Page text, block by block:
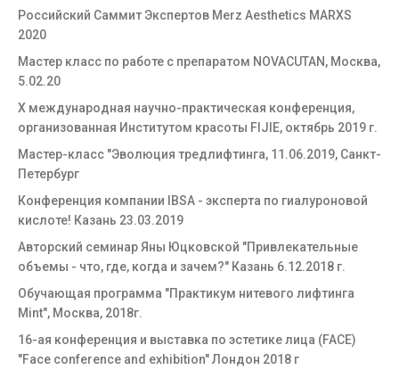
Российский Саммит Экспертов Merz Aesthetics MARXS
2020
Мастер класс по работе с препаратом NOVACUTAN, Москва,
5.02.20
Х международная научно-практическая конференция,
организованная Институтом красоты FIJIE, октябрь 2019 г.
Мастер-класс "Эволюция тредлифтинга, 11.06.2019, Санкт-
Петербург
Конференция компании IBSA - эксперта по гиалуроновой
кислоте! Казань 23.03.2019
Авторский семинар Яны Юцковской "Привлекательные
объемы - что, где, когда и зачем?" Казань 6.12.2018 г.
Обучающая программа "Практикум нитевого лифтинга
Mint", Москва, 2018г.
16-ая конференция и выставка по эстетике лица (FACE)
"Face conference and exhibition" Лондон 2018 г